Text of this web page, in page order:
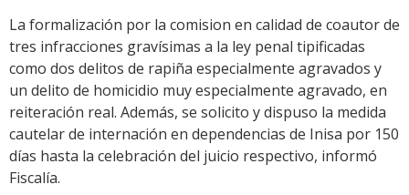
La formalización por la comision en calidad de coautor de
tres infracciones gravísimas a la ley penal tipificadas
como dos delitos de rapiña especialmente agravados y
un delito de homicidio muy especialmente agravado, en
reiteración real. Además, se solicito y dispuso la medida
cautelar de internación en dependencias de Inisa por 150
días hasta la celebración del juicio respectivo, informó
Fiscalía.